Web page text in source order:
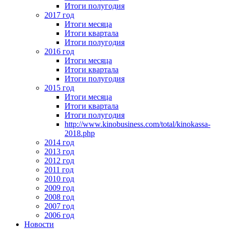
Итоги полугодия
2017 год
Итоги месяца
Итоги квартала
Итоги полугодия
2016 год
Итоги месяца
Итоги квартала
Итоги полугодия
2015 год
Итоги месяца
Итоги квартала
Итоги полугодия
http://www.kinobusiness.com/total/kinokassa-
2018.php
2014 год
2013 год
2012 год
2011 год
2010 год
2009 год
2008 год
2007 год
2006 год
Новости